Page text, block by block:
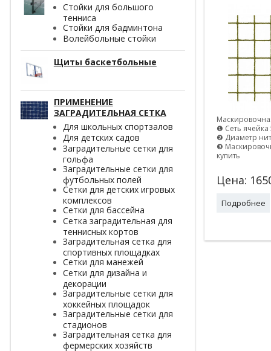
Стойки для большого
тенниса
Стойки для бадминтона
Волейбольные стойки
Щиты баскетбольные
ПРИМЕНЕНИЕ
ЗАГРАДИТЕЛЬНАЯ СЕТКА
Для школьных спортзалов
Для детских садов
Заградительные сетки для
гольфа
Заградительные сетки для
футбольных полей
Сетки для детских игровых
комплексов
Сетки для бассейна
Сетка заградительная для
теннисных кортов
Заградительная сетка для
спортивных площадках
Сетки для манежей
Сетки для дизайна и
декорации
Заградительные сетки для
хоккейных площадок
Заградительные сетки для
стадионов
Заградительная сетка для
фермерских хозяйств
❶ Сеть
❷ Диаметр
❸
купить
Цена:
Подробнее